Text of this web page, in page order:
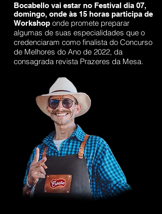
Bocabello vai estar no Festival dia 07,
domingo, onde às 15 horas participa de
Workshop onde promete preparar
algumas de suas especialidades que o
credenciaram como finalista do Concurso
de Melhores do Ano de 2022, da
consagrada revista Prazeres da Mesa.